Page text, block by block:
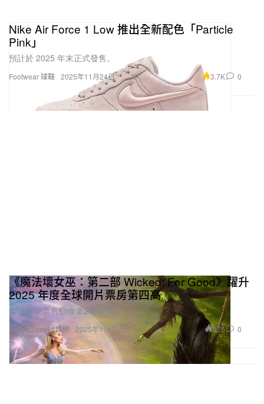
Footwear 球鞋
Nike Air Force 1 Low 推出全新配色「Particle
Pink」
預計於 2025 年末正式發售。
2025年11月24日 3.7K 0
Entertainment 娛樂
《魔法壞女巫：第二部 Wicked: For Good》躍升
2025 年度全球開片票房第四高
全球首映票房勁收 2.26 億美元。
2025年11月24日 575 0